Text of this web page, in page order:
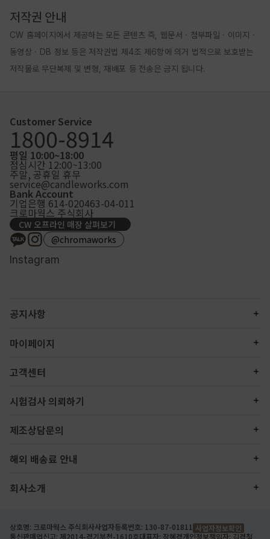
저작권 안내
CW 홈페이지에서 제공하는 모든 콘텐츠 즉, 웹문서 · 첨부파일 · 이미지 ·
동영상 · DB 정보 등은 저작권법 제4조 제6항에 의거 법적으로 보호받는
저작물로 무단복제 및 변형, 재배포 등 전송은 금지 됩니다.
Customer Service
1800-8914
평일 10:00~18:00
점심시간 12:00~13:00
주말, 공휴일 휴무
service@candleworks.com
Bank Account
기업은행 614-020463-04-011
크로마웍스 주식회사
CW 오프라인 매장 살펴보기
@chromaworks
Instagram
공지사항
마이페이지
고객센터
시험검사 의뢰하기
제조상담문의
해외 배송료 안내
회사소개
상호명: 크로마웍스 주식회사사업자등록번호: 130-87-01811 사업자정보확인
통신판매업신고: 제2014-경기부천-1610호대표자: 장혜경개인정보책임자: 김경철